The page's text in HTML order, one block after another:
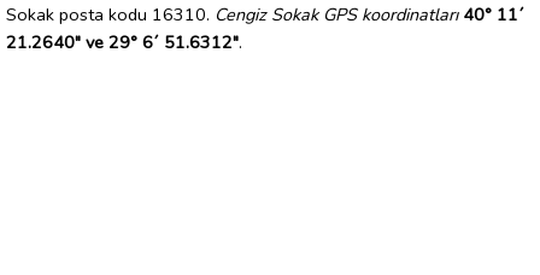
Sokak posta kodu 16310. Cengiz Sokak GPS koordinatları 40° 11´
21.2640" ve 29° 6´ 51.6312".